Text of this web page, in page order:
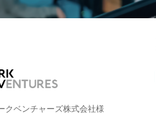
クベンチャーズ株式会社様